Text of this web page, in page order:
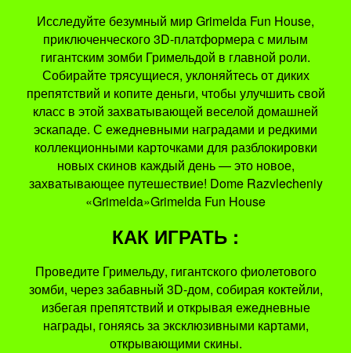
Исследуйте безумный мир Grimelda Fun House,
приключенческого 3D-платформера с милым
гигантским зомби Гримельдой в главной роли.
Собирайте трясущиеся, уклоняйтесь от диких
препятствий и копите деньги, чтобы улучшить свой
класс в этой захватывающей веселой домашней
эскападе. С ежедневными наградами и редкими
коллекционными карточками для разблокировки
новых скинов каждый день — это новое,
захватывающее путешествие! Dome Razvlecheniy
«Grimelda»Grimelda Fun House
КАК ИГРАТЬ :
Проведите Гримельду, гигантского фиолетового
зомби, через забавный 3D-дом, собирая коктейли,
избегая препятствий и открывая ежедневные
награды, гоняясь за эксклюзивными картами,
открывающими скины.